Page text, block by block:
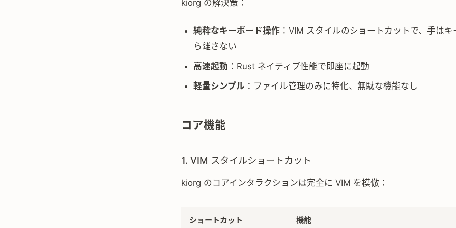
kiorg の解決策：
純粋なキーボード操作 ：VIM スタイルのショートカットで、手はキ
ら離さない
高速起動 ：Rust ネイティブ性能で即座に起動
軽量シンプル ：ファイル管理のみに特化、無駄な機能なし
コア機能
1. VIM スタイルショートカット
kiorg のコアインタラクションは完全に VIM を模倣：
ショートカット 機能